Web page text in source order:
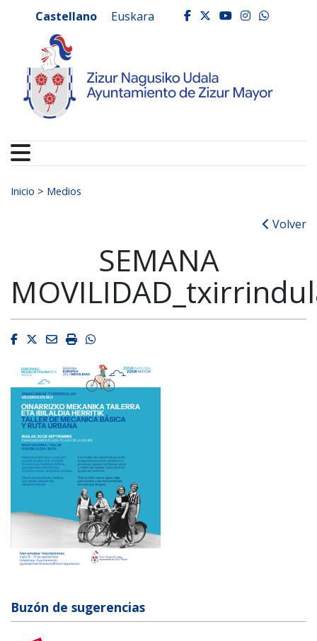
Ayuntamiento de
Castellano Euskara facebook
twitter
youtube
Buscar:
Inicio > Medios
Volver
SEMANA
Facebook
Twitter
EmailImprimirWhatsapp
Buzón de sugerencias